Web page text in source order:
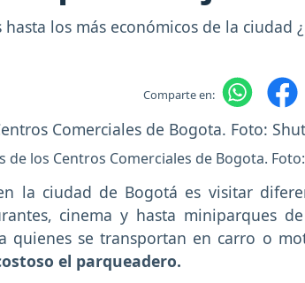
los más económicos de la ciudad
Comparte en:
de los Centros Comerciales de Bogota.
la ciudad de Bogotá es visitar
cinema y hasta miniparques
quienes se transportan en carro o
el parqueadero.